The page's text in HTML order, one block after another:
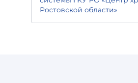
Ростовской области»